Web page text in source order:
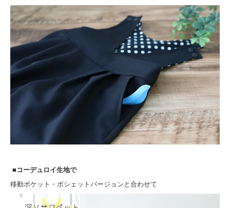
■コーデュロイ生地で
移動ポケット・ポシェットバージョンと合わせて